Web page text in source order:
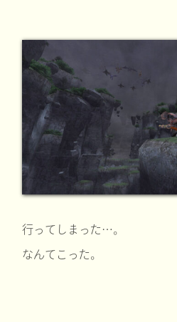
行ってしまった…。
なんてこった。